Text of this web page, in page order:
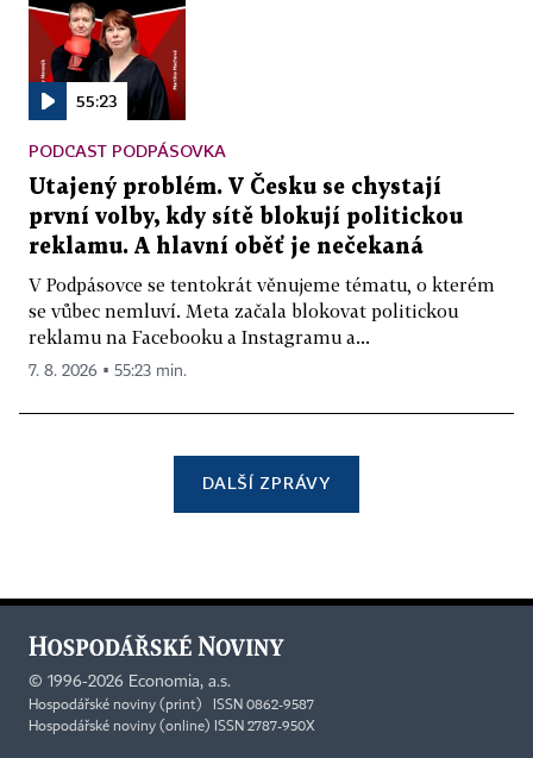
55:23
PODCAST PODPÁSOVKA
Utajený problém. V Česku se chystají
první volby, kdy sítě blokují politickou
reklamu. A hlavní oběť je nečekaná
V Podpásovce se tentokrát věnujeme tématu, o kterém
se vůbec nemluví. Meta začala blokovat politickou
reklamu na Facebooku a Instagramu a...
7. 8. 2026 ▪ 55:23 min.
DALŠÍ ZPRÁVY
© 1996-2026 Economia, a.s.
Hospodářské noviny (print) ISSN 0862-9587
Hospodářské noviny (online) ISSN 2787-950X